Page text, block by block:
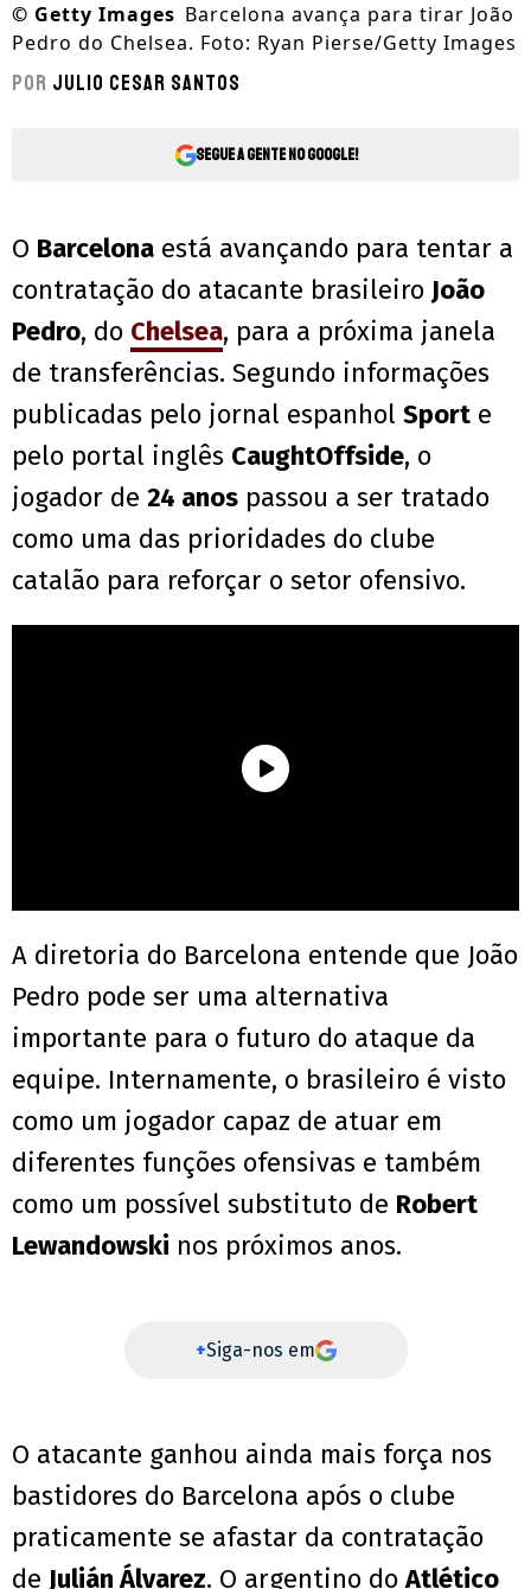
© Getty Images Barcelona avança para tirar João
Pedro do Chelsea. Foto: Ryan Pierse/Getty Images
Por Julio Cesar Santos
Segue a gente no Google!
O Barcelona está avançando para tentar a
contratação do atacante brasileiro João
Pedro, do Chelsea, para a próxima janela
de transferências. Segundo informações
publicadas pelo jornal espanhol Sport e
pelo portal inglês CaughtOffside, o
jogador de 24 anos passou a ser tratado
como uma das prioridades do clube
catalão para reforçar o setor ofensivo.
A diretoria do Barcelona entende que João
Pedro pode ser uma alternativa
importante para o futuro do ataque da
equipe. Internamente, o brasileiro é visto
como um jogador capaz de atuar em
diferentes funções ofensivas e também
como um possível substituto de Robert
Lewandowski nos próximos anos.
+Siga-nos em
O atacante ganhou ainda mais força nos
bastidores do Barcelona após o clube
praticamente se afastar da contratação
de Julián Álvarez. O argentino doAtlético